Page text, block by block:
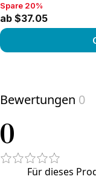
Spare 20%, ab
Spare 20%
ab $37.05
Bewertungen 0
0
Für dieses